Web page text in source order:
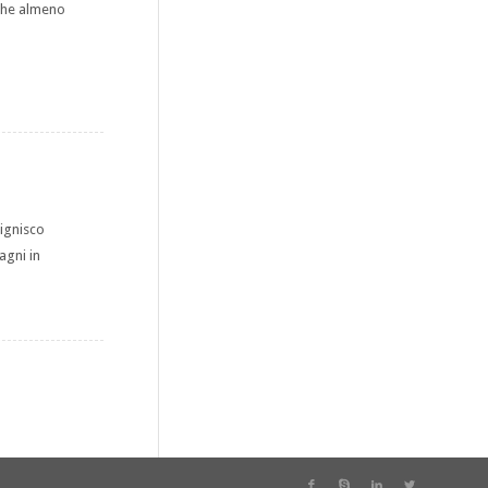
almeno
in